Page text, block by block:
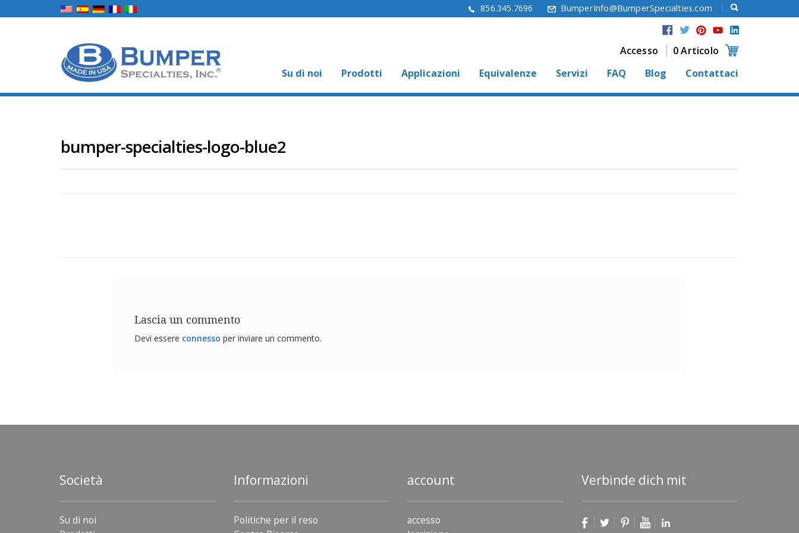
856.345.7696 BumperInfo@BumperSpecialties.com
Accesso
0 Articolo
Su di noi
Prodotti Applicazioni Equivalenze Servizi FAQ Blog Contattaci
bumper-specialties-logo-blue2
Lascia un commento
Devi essere connesso per inviare un commento.
Società
Su di noi
Informazioni
Politiche per il reso
account
accesso
Verbinde dich mit